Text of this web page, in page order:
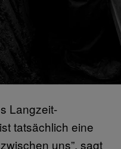
Langzeit-
tatsächlich eine
uns”, sagt